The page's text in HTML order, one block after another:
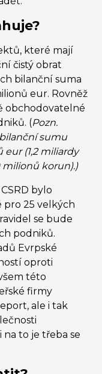
které mají
čistý obrat
bilanční suma
eur. Rovněž
obchodovatelné
(Pozn.
sumu
(1,2 miliardy
milionů korun).)
bylo
pro 25 velkých
se bude
podniků.
Evrpské
oproti
této
firmy
ale i tak
to je třeba se